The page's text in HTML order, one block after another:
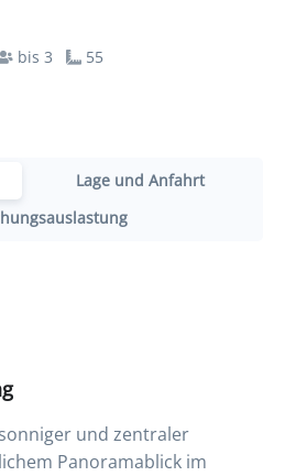
bis 3 55
Lage und Anfahrt
und zentraler
Panoramablick im